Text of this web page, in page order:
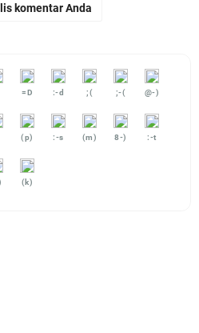
komentar Anda
=D :-d ;( ;-( @-)
(p) :-s (m) 8-) :-t
(k)